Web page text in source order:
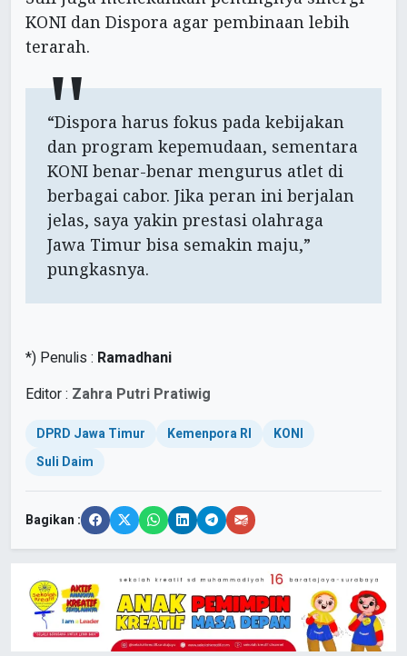
KONI dan Dispora agar pembinaan lebih
terarah.
“Dispora harus fokus pada kebijakan
dan program kepemudaan, sementara
KONI benar-benar mengurus atlet di
berbagai cabor. Jika peran ini berjalan
jelas, saya yakin prestasi olahraga
Jawa Timur bisa semakin maju,”
pungkasnya.
*) Penulis : Ramadhani
Editor : Zahra Putri Pratiwig
DPRD Jawa Timur Kemenpora RI
KONI
Suli Daim
Bagikan :